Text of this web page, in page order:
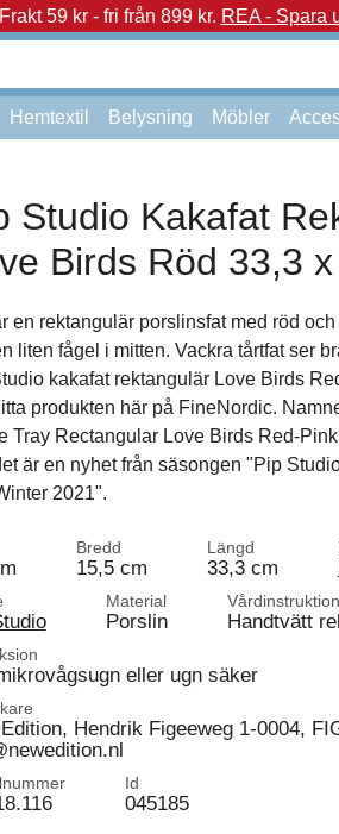
Frakt 59 kr - fri från 899 kr. REA - Spara
Hemtextil Belysning Möbler
Studio Kakafat
Birds Röd 33,3
en rektangulär porslinsfat med röd
liten fågel i mitten. Vackra tårtfat ser
kakafat rektangulär Love Birds
produkten här på FineNordic.
Tray Rectangular Love Birds Red-
är en nyhet från säsongen "Pip
2021".
Bredd
15,5 cm
Längd
33,3 cm
Material
Porslin
Vårdinstruktion
Handtvätt
eller ugn säker
Hendrik Figeeweg 1-0004,
Id
045185